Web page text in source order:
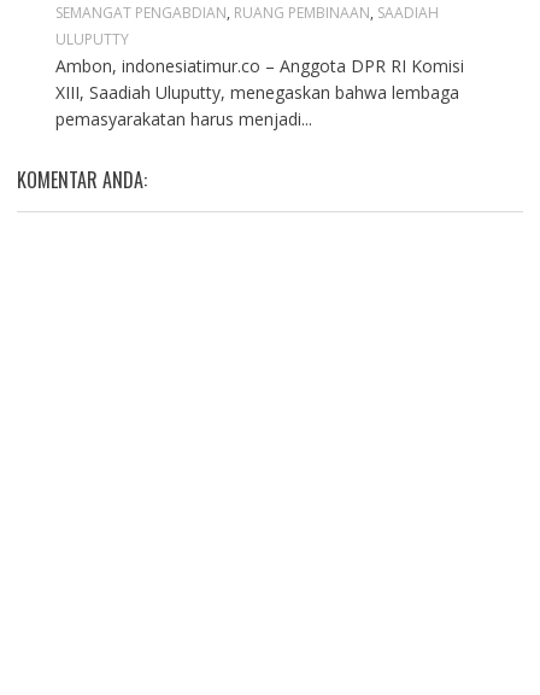
SEMANGAT PENGABDIAN, RUANG PEMBINAAN, SAADIAH
ULUPUTTY
Ambon, indonesiatimur.co – Anggota DPR RI Komisi
XIII, Saadiah Uluputty, menegaskan bahwa lembaga
pemasyarakatan harus menjadi...
KOMENTAR ANDA: